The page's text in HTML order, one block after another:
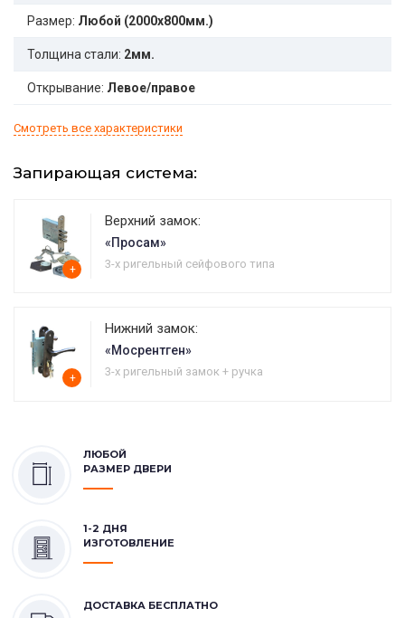
Размер: Любой (2000x800мм.)
Толщина стали: 2мм.
Открывание: Левое/правое
Смотреть все характеристики
Запирающая система:
+
Верхний замок:
«Просам»
3-х ригельный сейфового типа
+
Нижний замок:
«Мосрентген»
3-х ригельный замок + ручка
ЛЮБОЙ
РАЗМЕР ДВЕРИ
1-2 ДНЯ
ИЗГОТОВЛЕНИЕ
ДОСТАВКА БЕСПЛАТНО